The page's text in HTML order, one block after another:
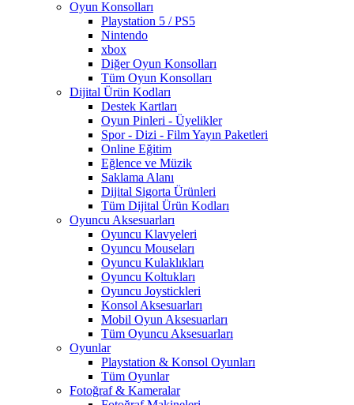
Oyun Konsolları
Playstation 5 / PS5
Nintendo
xbox
Diğer Oyun Konsolları
Tüm Oyun Konsolları
Dijital Ürün Kodları
Destek Kartları
Oyun Pinleri - Üyelikler
Spor - Dizi - Film Yayın Paketleri
Online Eğitim
Eğlence ve Müzik
Saklama Alanı
Dijital Sigorta Ürünleri
Tüm Dijital Ürün Kodları
Oyuncu Aksesuarları
Oyuncu Klavyeleri
Oyuncu Mouseları
Oyuncu Kulaklıkları
Oyuncu Koltukları
Oyuncu Joystickleri
Konsol Aksesuarları
Mobil Oyun Aksesuarları
Tüm Oyuncu Aksesuarları
Oyunlar
Playstation & Konsol Oyunları
Tüm Oyunlar
Fotoğraf & Kameralar